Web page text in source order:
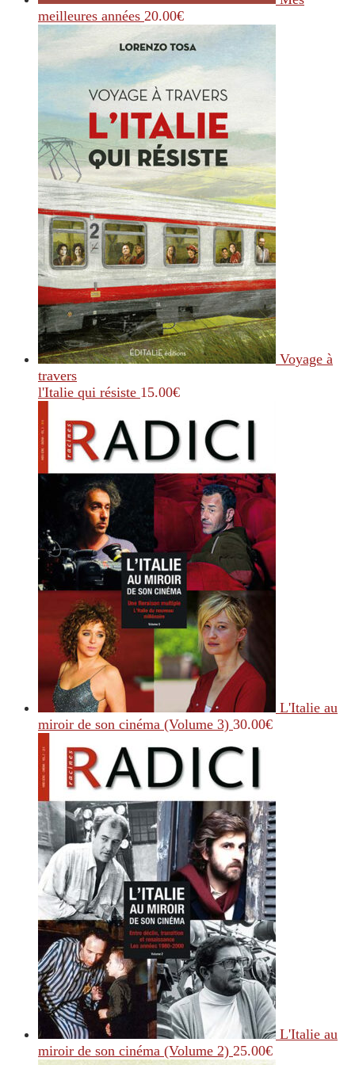
meilleures années 20.00€
Voyage à
travers
l'Italie qui résiste 15.00€
L'Italie au
miroir de son cinéma (Volume 3) 30.00€
L'Italie au
miroir de son cinéma (Volume 2) 25.00€